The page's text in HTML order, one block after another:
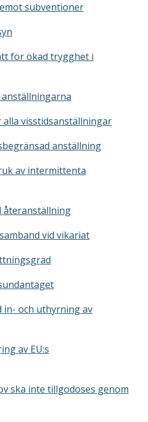
subventioner
för ökad trygghet i
alla visstidsanställningar
anställning
av intermittenta
återanställning
vid vikariat
in- och uthyrning av
av EU:s
ska inte tillgodoses genom